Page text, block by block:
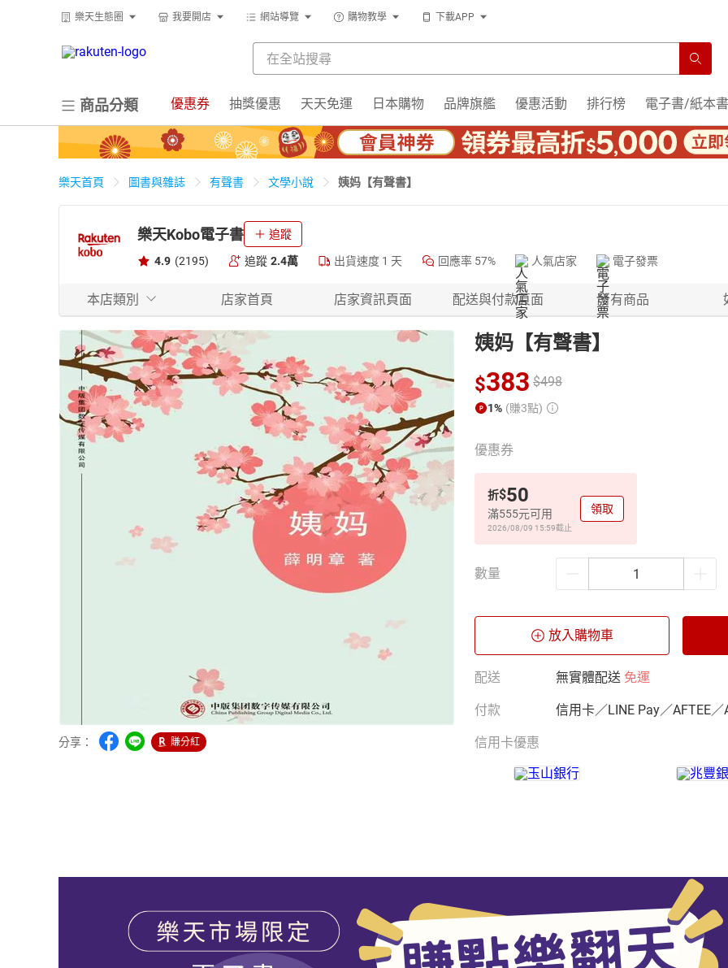
樂天生態圈 我要開店 網站導覽 購物教學 下載APP
商品分類 優惠券 抽獎優惠 天天免運 日本購物 品牌旗艦 優惠活動 排行榜 電子書/紙本書
樂天首頁 圖書與雜誌 有聲書 文學小說 姨妈【有聲書】
樂天Kobo電子書 追蹤
4.9 (2195) 追蹤 2.4萬 出貨速度 1 天 回應率 57% 人氣店家 電子發票
本店類別 店家首頁 店家資訊頁面 配送與付款頁面 所有商品
分享： 賺分紅
姨妈【有聲書】
$383 $498
1% (賺3點)
優惠券
折$50
滿555元可用
2026/08/09 15:59截止
領取
數量
放入購物車
配送 無實體配送 免運
付款 信用卡／LINE Pay／AFTEE／
信用卡優惠